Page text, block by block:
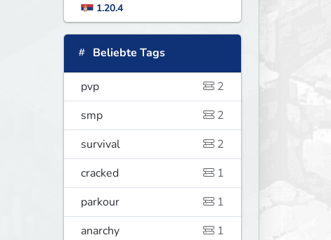
1.20.4
Beliebte Tags
pvp
2
smp
2
survival
2
cracked
1
parkour
1
anarchy
1